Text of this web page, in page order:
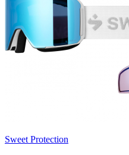
Sweet Protection